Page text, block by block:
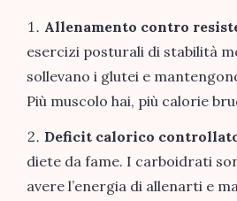
Allenamento contro
esercizi posturali di stabilità
sollevano i glutei e
Più muscolo hai, più calorie
Deficit calorico
diete da fame. I carboidrati
avere l’energia di allenarti e